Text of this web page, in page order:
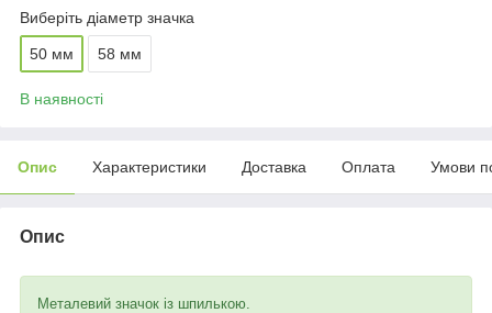
Виберіть діаметр значка
50 мм 58 мм
В наявності
Опис Характеристики Доставка Оплата Умови
Опис
Металевий значок із шпилькою.